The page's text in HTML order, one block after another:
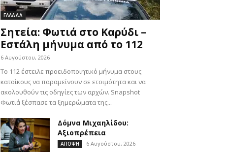
ΕΛΛΑΔΑ
Σητεία: Φωτιά στο Καρύδι –
Εστάλη μήνυμα από το 112
6 Αυγούστου, 2026
Το 112 έστειλε προειδοποιητικό μήνυμα στους
κατοίκους να παραμείνουν σε ετοιμότητα και να
ακολουθούν τις οδηγίες των αρχών. Snapshot
Φωτιά ξέσπασε τα ξημερώματα της...
Δόμνα Μιχαηλίδου:
Αξιοπρέπεια
ΑΠΟΨΗ 6 Αυγούστου, 2026